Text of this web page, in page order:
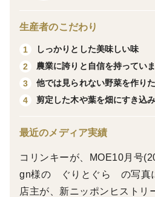
------------------------------------
2026年5月
今年もアーティチョークの季節
今年は春が暖かかったため、昨
ました！
色など様々な種類になります。
------------------------------------
↓店主作成のアーティチョーク
生産者のこだわり
1
しっかりとした美味しい味
2
農業に誇りと自信を持ってい
3
他では見られない野菜を作り
4
剪定した木や葉を畑にすき込
最近のメディア実績
コリンキーが、MOE10月号
gn様の ぐりとぐら の写真
店主が、新ニッポンヒストリ